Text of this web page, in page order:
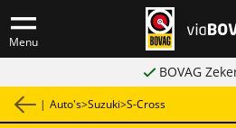
Menu
BOVAG
| Auto's>Suzuki>S-Cross